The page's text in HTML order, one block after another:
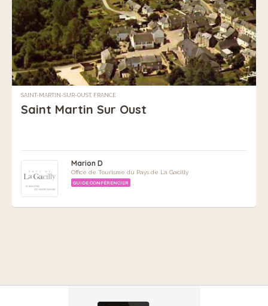
SAINT-MARTIN-SUR-OUST, FRANCE
Saint Martin Sur Oust
Marion D
Office de Tourisme du Pays de La Gacilly
GUIDE CONFÉRENCIER